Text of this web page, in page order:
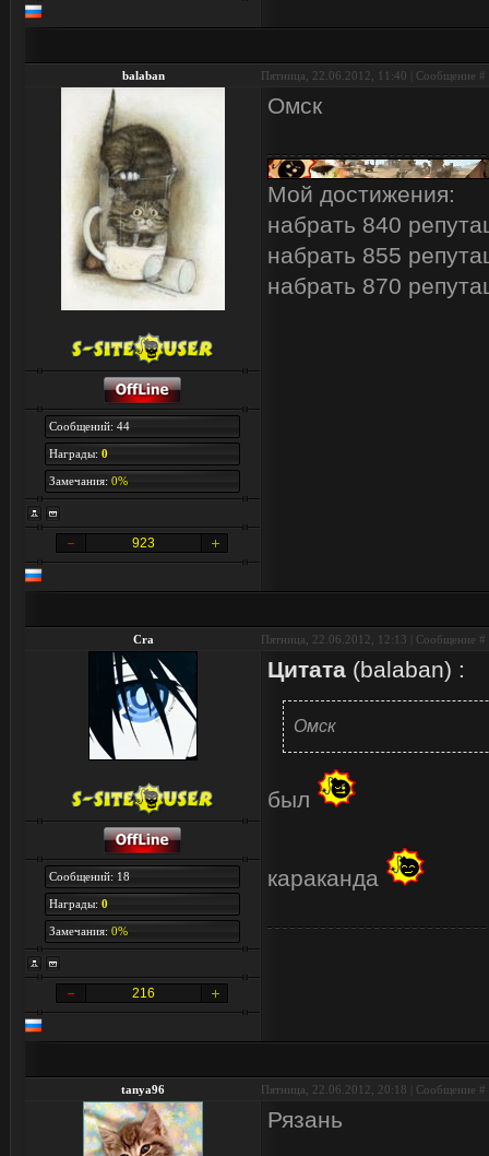
balaban Пятница, 22.06.2012, 11:40 | Сообщение #
Сообщений: 44
Награды: 0
Замечания: 0%
923
Омск
Мой достижения:
набрать 840
набрать 855
набрать 870
Cra Пятница, 22.06.2012, 12:13 | Сообщение #
Сообщений: 18
Награды: 0
Замечания: 0%
216
Цитата (balaban) :
Омск
был
караканда
tanya96 Пятница, 22.06.2012, 20:18 | Сообщение #
Рязань